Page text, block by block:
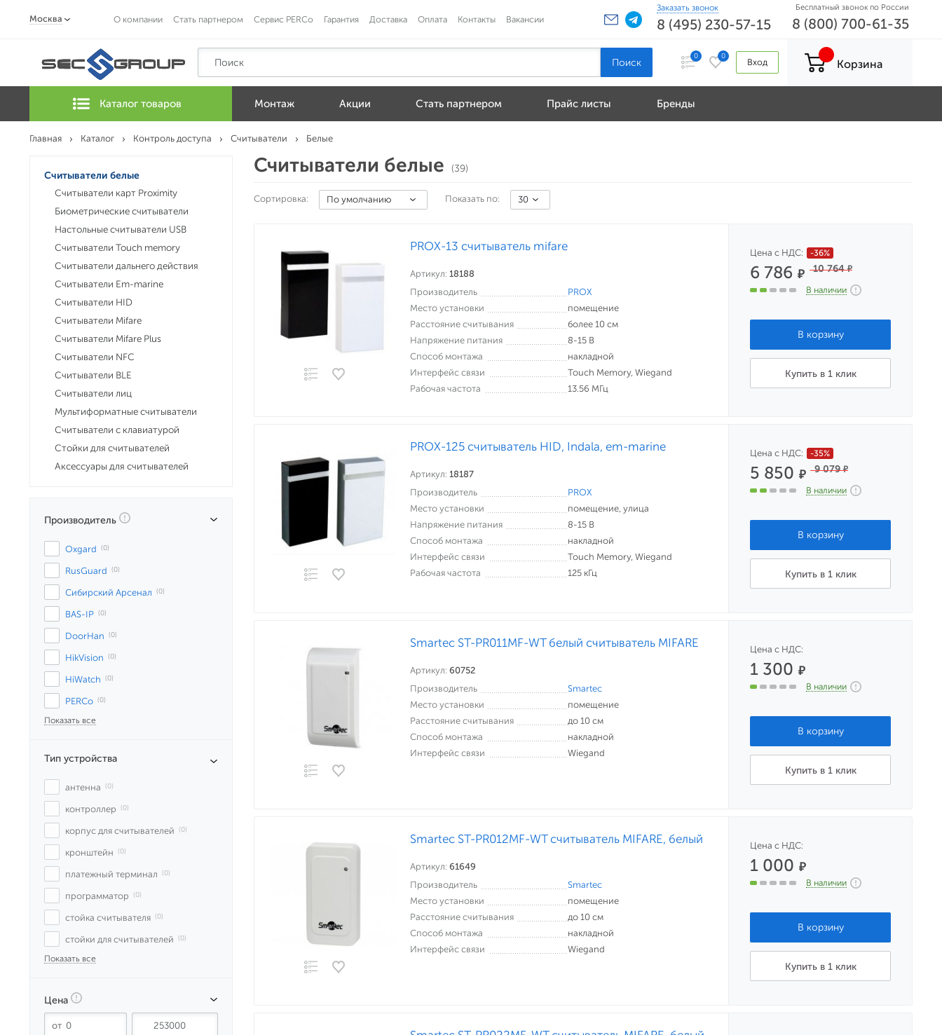
Москва О компании Стать партнером Сервис PERCo Гарантия Доставка Оплата Контакты Вакансии
Заказать звонок
8 (495) 230-57-15
Бесплатный звонок по России
8 (800) 700-61-35
0 0
Вход Корзина
Каталог товаров Монтаж Акции Стать партнером Прайс листы Бренды
Главная Каталог Контроль доступа Считыватели Белые
Считыватели белые
Считыватели карт Proximity
Биометрические считыватели
Настольные считыватели USB
Считыватели Touch memory
Считыватели дальнего действия
Считыватели Em-marine
Считыватели HID
Считыватели Mifare
Считыватели Mifare Plus
Считыватели NFC
Считыватели BLE
Считыватели лиц
Мультиформатные считыватели
Считыватели с клавиатурой
Стойки для считывателей
Аксессуары для считывателей
Производитель
Oxgard (0)
RusGuard (0)
Сибирский Арсенал (0)
BAS-IP (0)
DoorHan (0)
HikVision (0)
HiWatch (0)
PERCo (0)
Показать все
Тип устройства
антенна (0)
контроллер (0)
корпус для считывателей (0)
кронштейн (0)
платежный терминал (0)
программатор (0)
стойка считывателя (0)
стойки для считывателей (0)
Показать все
Цена
Считыватели белые (39)
Сортировка: По умолчанию Показать по: 30
PROX-13 считыватель mifare
Артикул: 18188
Производитель
PROX
Место установки
помещение
Расстояние считывания
более 10 см
Напряжение питания
8-15 В
Способ монтажа
накладной
Интерфейс связи
Touch Memory, Wiegand
Рабочая частота
13.56 МГц
Цена с НДС: -36%
6 786₽ 10 764₽
В наличии
Купить в 1 клик
PROX-125 считыватель HID, Indala, em-marine
Артикул: 18187
Производитель
PROX
Место установки
помещение, улица
Напряжение питания
8-15 В
Способ монтажа
накладной
Интерфейс связи
Touch Memory, Wiegand
Рабочая частота
125 кГц
Цена с НДС: -35%
5 850₽ 9 079₽
В наличии
Купить в 1 клик
Smartec ST-PR011MF-WT белый считыватель MIFARE
Артикул: 60752
Производитель
Smartec
Место установки
помещение
Расстояние считывания
до 10 см
Способ монтажа
накладной
Интерфейс связи
Wiegand
Цена с НДС:
1 300₽
В наличии
Купить в 1 клик
Smartec ST-PR012MF-WT считыватель MIFARE, белый
Артикул: 61649
Производитель
Smartec
Место установки
помещение
Расстояние считывания
до 10 см
Способ монтажа
накладной
Интерфейс связи
Wiegand
Цена с НДС:
1 000₽
В наличии
Купить в 1 клик